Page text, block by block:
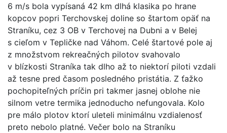
6 m/s bola vypísaná 42 km dlhá klasika po hrane
kopcov popri Terchovskej doline so štartom opäť na
Straníku, cez 3 OB v Terchovej na Dubni a v Belej
s cieľom v Tepličke nad Váhom. Celé štartové pole aj
z množstvom rekreačných pilotov svahovalo
v blízkosti Straníka tak dlho až to niektorí piloti vzdali
až tesne pred časom posledného pristátia. Z ťažko
pochopiteľných príčin pri takmer jasnej oblohe nie
silnom vetre termika jednoducho nefungovala. Kolo
pre málo plotov ktorí uleteli minimálnu vzdialenosť
preto nebolo platné. Večer bolo na Straníku